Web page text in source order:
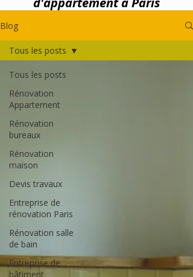
Blog
Tous les posts
Rénovation
Appartement
Rénovation
bureaux
Rénovation
maison
Devis travaux
Entreprise de
rénovation Paris
Rénovation salle
de bain
Entreprise de
bâtiment
Tous les posts